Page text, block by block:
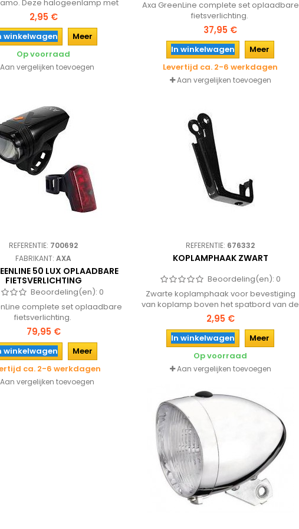
Deze halogeenlamp met
is eenvoudig te wisselen.
2,95 €
winkelwagen
Meer
Op voorraad
Aan vergelijken toevoegen
Axa GreenLine complete set oplaadbare
fietsverlichting.
37,95 €
In winkelwagen
Meer
Levertijd ca. 2-6 werkdagen
Aan vergelijken toevoegen
REFERENTIE: 700692
FABRIKANT:AXA
50 LUX OPLAADBARE
FIETSVERLICHTING
Beoordeling(en): 0
complete set oplaadbare
fietsverlichting.
79,95 €
winkelwagen
Meer
ca. 2-6 werkdagen
Aan vergelijken toevoegen
REFERENTIE: 676332
KOPLAMPHAAK ZWART
Beoordeling(en): 0
Zwarte koplamphaak voor bevestiging
van koplamp boven het spatbord van de
fiets.
2,95 €
In winkelwagen
Meer
Op voorraad
Aan vergelijken toevoegen